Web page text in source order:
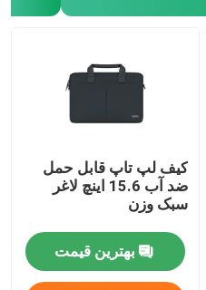
کیف لپ تاپ قابل حمل
ضد آب 15.6 اینچ لاغر
سبک وزن
بهترین قیمت